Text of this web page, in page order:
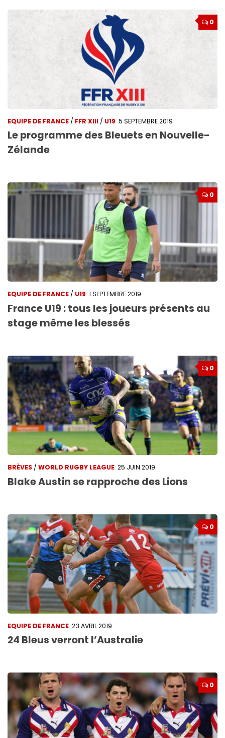
0
EQUIPE DE FRANCE / FFR XIII / U19 5 SEPTEMBRE 2019
Le programme des Bleuets en Nouvelle-
Zélande
0
EQUIPE DE FRANCE / U19 1 SEPTEMBRE 2019
France U19 : tous les joueurs présents au
stage même les blessés
0
BRÈVES / WORLD RUGBY LEAGUE 25 JUIN 2019
Blake Austin se rapproche des Lions
0
EQUIPE DE FRANCE 23 AVRIL 2019
24 Bleus verront l’Australie
0